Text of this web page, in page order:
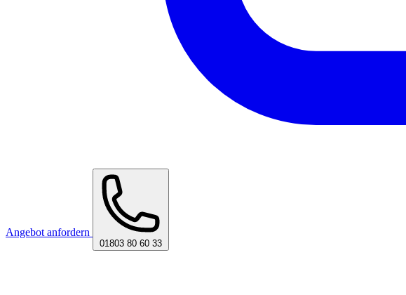
Angebot anfordern
01803 80 60 33